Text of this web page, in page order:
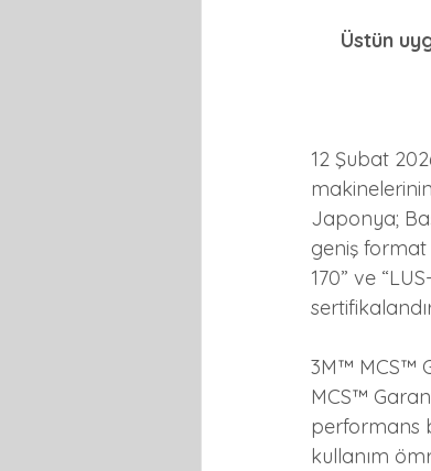
Üstün
12 Şubat
Japonya;
geniş format
170” ve
3M™ MCS™
MCS™
performans
kullanım